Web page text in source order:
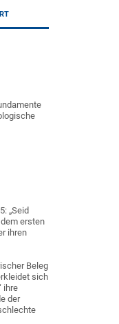
„Seid
ersten
ihren
Beleg
sich
ihre
der